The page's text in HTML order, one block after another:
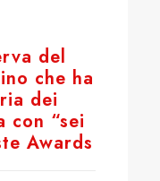
del
che ha
dei
con “sei
Awards